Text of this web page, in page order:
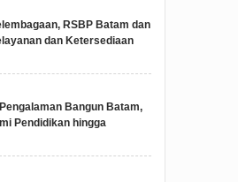
RSBP Batam dan
dan Ketersediaan
Bangun Batam,
Pendidikan hingga